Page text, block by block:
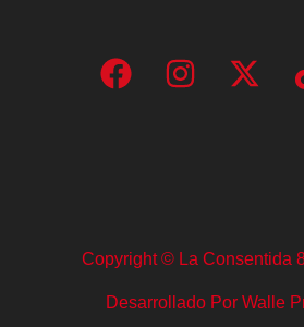
Copyright © La Consentida
Desarrollado Por Walle